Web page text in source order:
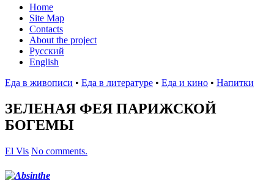
Home
Site Map
Contacts
About the project
Русский
English
Еда в живописи • Еда в литературе • Еда и кино • Напитки
ЗЕЛЕНАЯ ФЕЯ ПАРИЖСКОЙ
БОГЕМЫ
El Vis No comments.